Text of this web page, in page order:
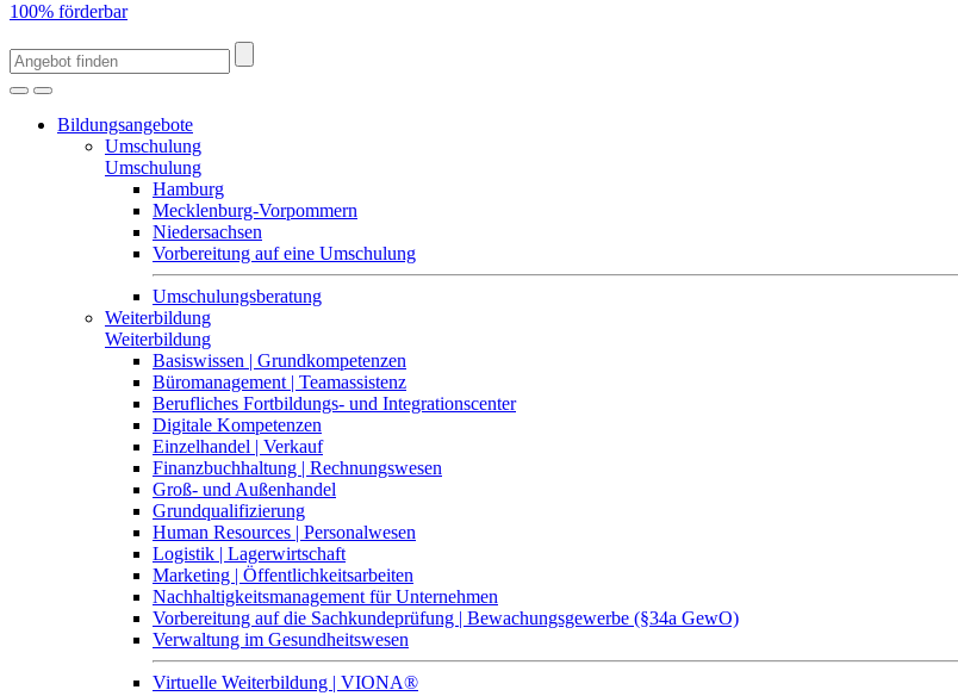
100% förderbar
Bildungsangebote
Umschulung
Umschulung
Hamburg
Mecklenburg-Vorpommern
Niedersachsen
Vorbereitung auf eine Umschulung
Umschulungsberatung
Weiterbildung
Weiterbildung
Basiswissen | Grundkompetenzen
Büromanagement | Teamassistenz
Berufliches Fortbildungs- und Integrationscenter
Digitale Kompetenzen
Einzelhandel | Verkauf
Finanzbuchhaltung | Rechnungswesen
Groß- und Außenhandel
Grundqualifizierung
Human Resources | Personalwesen
Logistik | Lagerwirtschaft
Marketing | Öffentlichkeitsarbeiten
Nachhaltigkeitsmanagement für Unternehmen
Vorbereitung auf die Sachkundeprüfung | Bewachungsgewerbe (§34a GewO)
Verwaltung im Gesundheitswesen
Virtuelle Weiterbildung | VIONA®